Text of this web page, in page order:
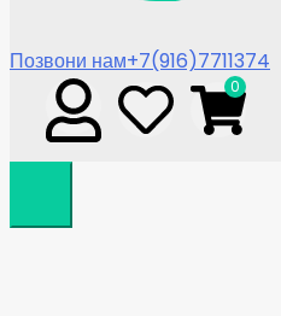
Позвони нам+7(916)7711374
0